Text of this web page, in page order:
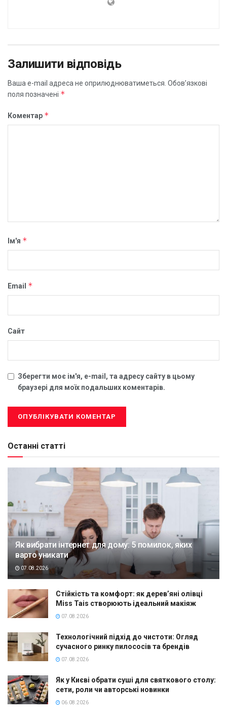
Залишити відповідь
Ваша e-mail адреса не оприлюднюватиметься. Обов’язкові
поля позначені *
Коментар *
Ім'я *
Email *
Сайт
Зберегти моє ім'я, e-mail, та адресу сайту в цьому
браузері для моїх подальших коментарів.
Останні статті
Як вибрати інтернет для дому: 5 помилок, яких
варто уникати
07.08.2026
Стійкість та комфорт: як дерев’яні олівці
Miss Tais створюють ідеальний макіяж
07.08.2026
Технологічний підхід до чистоти: Огляд
сучасного ринку пилососів та брендів
07.08.2026
Як у Києві обрати суші для святкового столу:
сети, роли чи авторські новинки
06.08.2026